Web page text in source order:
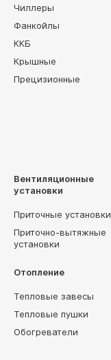
Чиллеры
Фанкойлы
ККБ
Крышные
Прецизионные
Вентиляционные
установки
Приточные установки
Приточно-вытяжные
установки
Отопление
Тепловые завесы
Тепловые пушки
Обогреватели